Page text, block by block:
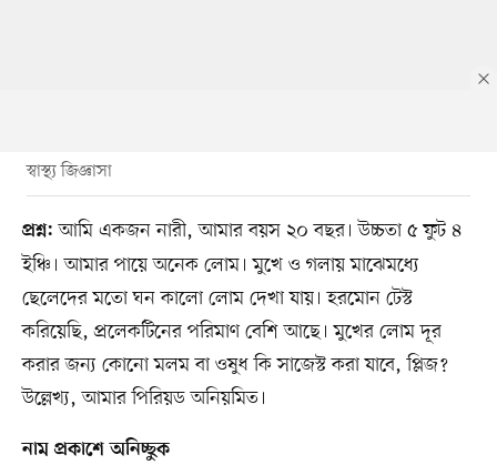
স্বাস্থ্য জিজ্ঞাসা
প্রশ্ন: আমি একজন নারী, আমার বয়স ২০ বছর। উচ্চতা ৫ ফুট ৪
ইঞ্চি। আমার পায়ে অনেক লোম। মুখে ও গলায় মাঝেমধ্যে
ছেলেদের মতো ঘন কালো লোম দেখা যায়। হরমোন টেস্ট
করিয়েছি, প্রলেকটিনের পরিমাণ বেশি আছে। মুখের লোম দূর
করার জন্য কোনো মলম বা ওষুধ কি সাজেস্ট করা যাবে, প্লিজ?
উল্লেখ্য, আমার পিরিয়ড অনিয়মিত।
নাম প্রকাশে অনিচ্ছুক